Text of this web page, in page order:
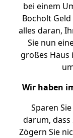
bei einem
Bocholt
alles daran,
Sie nun
großes Haus
Wir haben
Sparen
darum, dass
Zögern Sie